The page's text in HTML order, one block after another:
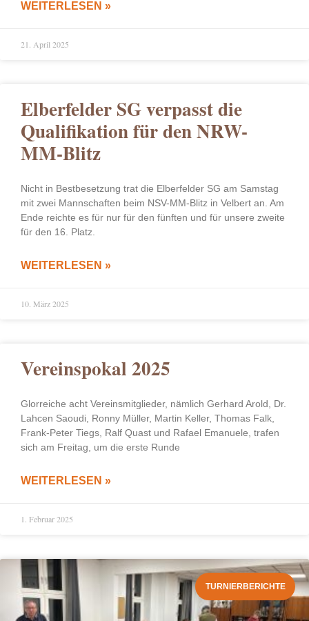
WEITERLESEN »
21. April 2025
Elberfelder SG verpasst die
Qualifikation für den NRW-
MM-Blitz
Nicht in Bestbesetzung trat die Elberfelder SG am Samstag
mit zwei Mannschaften beim NSV-MM-Blitz in Velbert an. Am
Ende reichte es für nur für den fünften und für unsere zweite
für den 16. Platz.
WEITERLESEN »
10. März 2025
Vereinspokal 2025
Glorreiche acht Vereinsmitglieder, nämlich Gerhard Arold, Dr.
Lahcen Saoudi, Ronny Müller, Martin Keller, Thomas Falk,
Frank-Peter Tiegs, Ralf Quast und Rafael Emanuele, trafen
sich am Freitag, um die erste Runde
WEITERLESEN »
1. Februar 2025
TURNIERBERICHTE